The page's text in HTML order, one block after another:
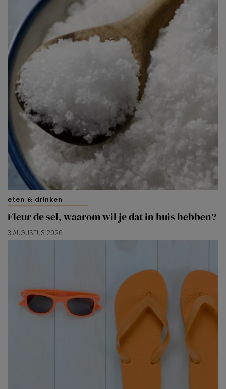
eten & drinken
Fleur de sel, waarom wil je dat in huis hebben?
3 AUGUSTUS 2026